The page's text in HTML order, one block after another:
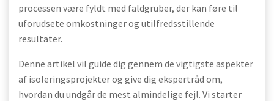
processen være fyldt med faldgruber, der kan føre til
uforudsete omkostninger og utilfredsstillende
resultater.
Denne artikel vil guide dig gennem de vigtigste aspekter
af isoleringsprojekter og give dig ekspertråd om,
hvordan du undgår de mest almindelige fejl. Vi starter